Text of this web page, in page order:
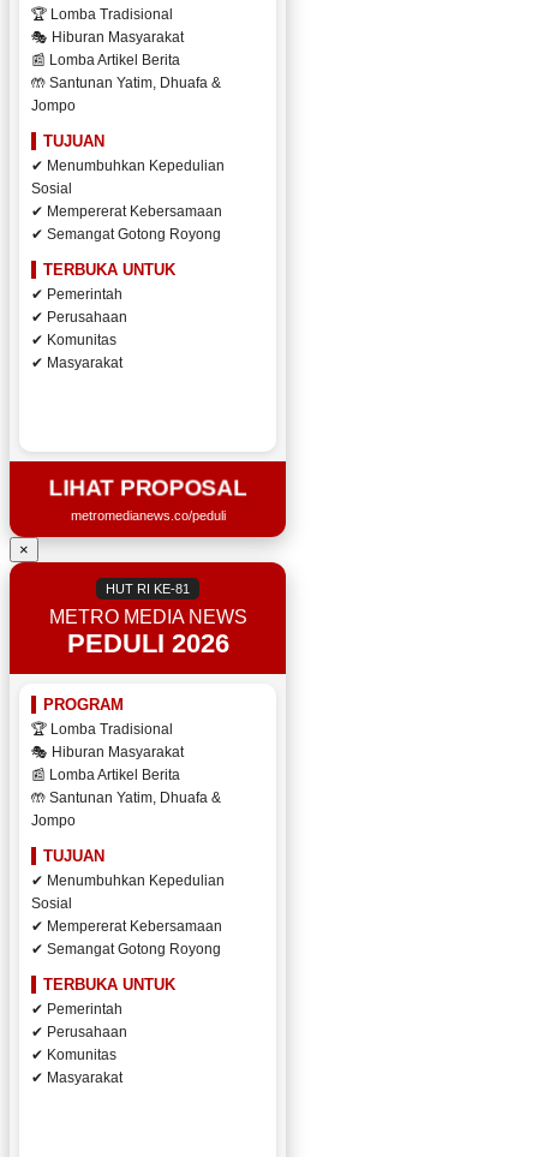
🏆 Lomba Tradisional
🎭 Hiburan Masyarakat
📰 Lomba Artikel Berita
🤲 Santunan Yatim, Dhuafa &
Jompo
TUJUAN
✔ Menumbuhkan Kepedulian
Sosial
✔ Mempererat Kebersamaan
✔ Semangat Gotong Royong
TERBUKA UNTUK
✔ Pemerintah
✔ Perusahaan
✔ Komunitas
✔ Masyarakat
LIHAT PROPOSAL
metromedianews.co/peduli
×
HUT RI KE-81
METRO MEDIA NEWS
PEDULI 2026
PROGRAM
🏆 Lomba Tradisional
🎭 Hiburan Masyarakat
📰 Lomba Artikel Berita
🤲 Santunan Yatim, Dhuafa &
Jompo
TUJUAN
✔ Menumbuhkan Kepedulian
Sosial
✔ Mempererat Kebersamaan
✔ Semangat Gotong Royong
TERBUKA UNTUK
✔ Pemerintah
✔ Perusahaan
✔ Komunitas
✔ Masyarakat